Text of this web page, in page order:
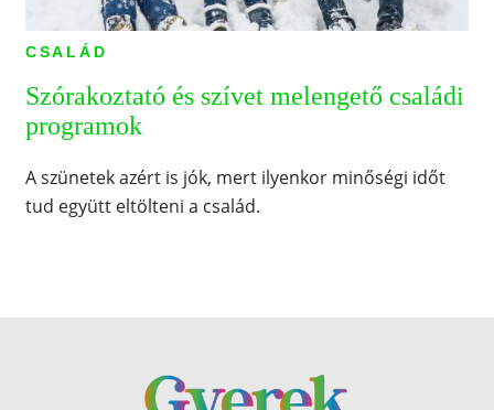
CSALÁD
Szórakoztató és szívet melengető családi
programok
A szünetek azért is jók, mert ilyenkor minőségi időt
tud együtt eltölteni a család.